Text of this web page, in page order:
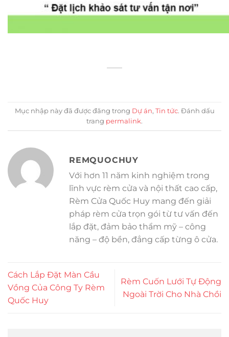
Mục nhập này đã được đăng trong Dự án, Tin tức. Đánh dấu
trang permalink.
REMQUOCHUY
Với hơn 11 năm kinh nghiệm trong
lĩnh vực rèm cửa và nội thất cao cấp,
Rèm Cửa Quốc Huy mang đến giải
pháp rèm cửa trọn gói từ tư vấn đến
lắp đặt, đảm bảo thẩm mỹ – công
năng – độ bền, đẳng cấp từng ô cửa.
Cách Lắp Đặt Màn Cầu
Vồng Của Công Ty Rèm
Quốc Huy
Rèm Cuốn Lưới Tự Động
Ngoài Trời Cho Nhà Chồi